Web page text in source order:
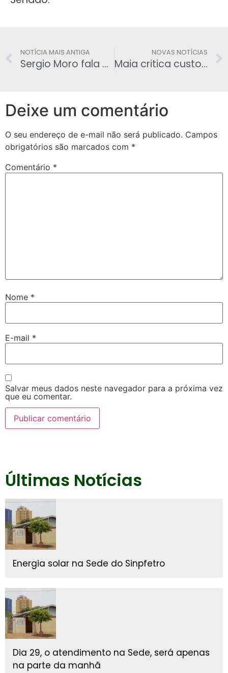
NOTÍCIA MAIS ANTIGA
Sergio Moro fala à CCJ nesta quarta sobre vazamento de troca de mensagens
NOVAS NOTÍCIAS
Maia critica custos da Câmara, mas nada faz para reduzi-los
Deixe um comentário
O seu endereço de e-mail não será publicado. Campos
obrigatórios são marcados com *
Comentário *
Nome *
E-mail *
Salvar meus dados neste navegador para a próxima vez
que eu comentar.
Últimas Notícias
Energia solar na Sede do Sinpfetro
Dia 29, o atendimento na Sede, será apenas
na parte da manhã